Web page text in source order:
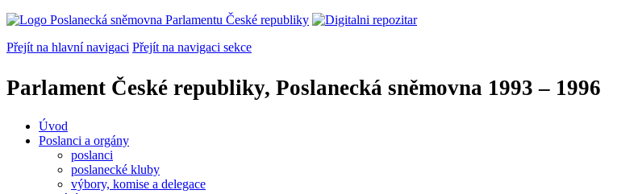
Přejít na hlavní navigaci Přejít na navigaci sekce
Parlament České republiky, Poslanecká sněmovna 1993 – 1996
Úvod
Poslanci a orgány
poslanci
poslanecké kluby
výbory, komise a delegace